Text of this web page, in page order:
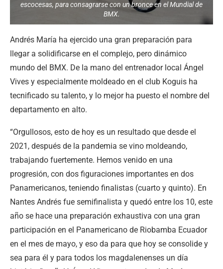
escocesas, para consagrarse con un bronce en el Mundial de
BMX.
Andrés María ha ejercido una gran preparación para
llegar a solidificarse en el complejo, pero dinámico
mundo del BMX. De la mano del entrenador local Ángel
Vives y especialmente moldeado en el club Koguis ha
tecnificado su talento, y lo mejor ha puesto el nombre del
departamento en alto.
“Orgullosos, esto de hoy es un resultado que desde el
2021, después de la pandemia se vino moldeando,
trabajando fuertemente. Hemos venido en una
progresión, con dos figuraciones importantes en dos
Panamericanos, teniendo finalistas (cuarto y quinto). En
Nantes Andrés fue semifinalista y quedó entre los 10, este
año se hace una preparación exhaustiva con una gran
participación en el Panamericano de Riobamba Ecuador
en el mes de mayo, y eso da para que hoy se consolide y
sea para él y para todos los magdalenenses un día